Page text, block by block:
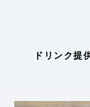
ドリンク提